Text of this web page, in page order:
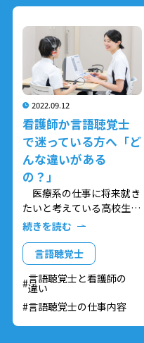
どを紹介したいと思いま
す。
言語聴覚士や作業療法士
のことを知りたい、どっち
がより自分に向いているの
か？など、職種について悩
んでいる方の参考になれば
と思います。
2022.09.12
看護師か言語聴覚士
で迷っている方へ「ど
んな違いがある
の？」
医療系の仕事に将来就き
たいと考えている高校生の
方や、言語聴覚士に興味が
ている方、どちらを目指そ
うか迷っている方に向けて
「看護師と言語聴覚士の違
い」についてお伝えしたい
と思います。
看護師と言語聴覚士のそ
続きを読む
言語聴覚士
言語聴覚士と看護師の
違い
言語聴覚士の仕事内容